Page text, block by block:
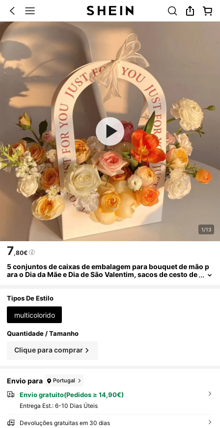
1/13
7,80€
5 conjuntos de caixas de embalagem para bouquet de mão p
ara o Dia da Mãe e Dia de São Valentim, sacos de cesto de
de bouquet
Tipos De Estilo
multicolorido
Quantidade / Tamanho
Clique para comprar
Envio para Portugal
Envio gratuito(Pedidos ≥ 14,90€)
Entrega Est.: 6-10 Dias Úteis
Devoluções gratuitas em 30 dias